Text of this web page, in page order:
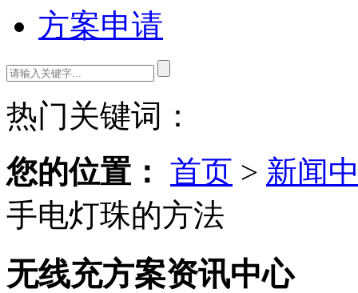
方案申请
热门关键词：
您的位置： 首页 > 新闻
手电灯珠的方法
无线充方案资讯中心